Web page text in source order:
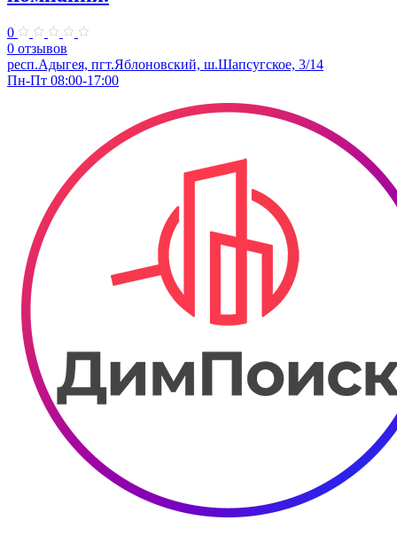
0
0 отзывов
респ.Адыгея, пгт.Яблоновский, ш.Шапсугское, 3/14
Пн-Пт 08:00-17:00